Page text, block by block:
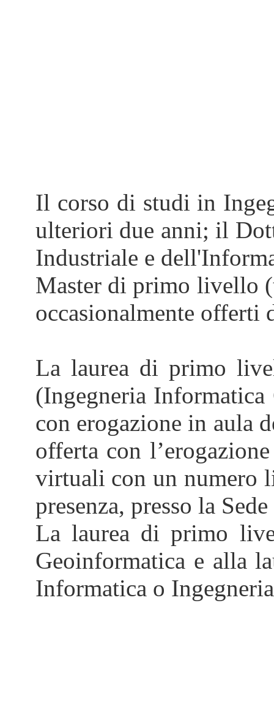
Il corso di studi in
ulteriori due anni; il
Industriale e
Master di primo livello
occasionalmente
La laurea di primo
(Ingegneria
con erogazione in aula
offerta con
virtuali con un numero
presenza, presso la
La laurea di primo
Geoinformatica e alla
Informatica o